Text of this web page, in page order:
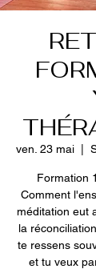
ven. 23 mai
Formation
Comment
méditation eut
la
te ressens
et tu veux